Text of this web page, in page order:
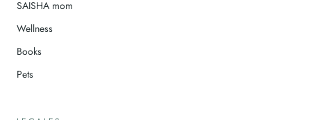
SAISHA mom
Wellness
Books
Pets